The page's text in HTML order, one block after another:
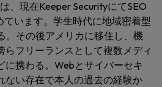
、現在Keeper SecurityにてSEO
ています。学生時代に地域密着型
。その後アメリカに移住し、機
らフリーランスとして複数メディ
に携わる。Webとサイバーセキ
ない存在で本人の過去の経験か